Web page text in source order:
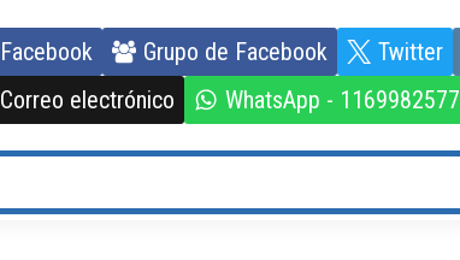
Facebook Grupo de Facebook Twitter
Correo electrónico
WhatsApp - 1169982577